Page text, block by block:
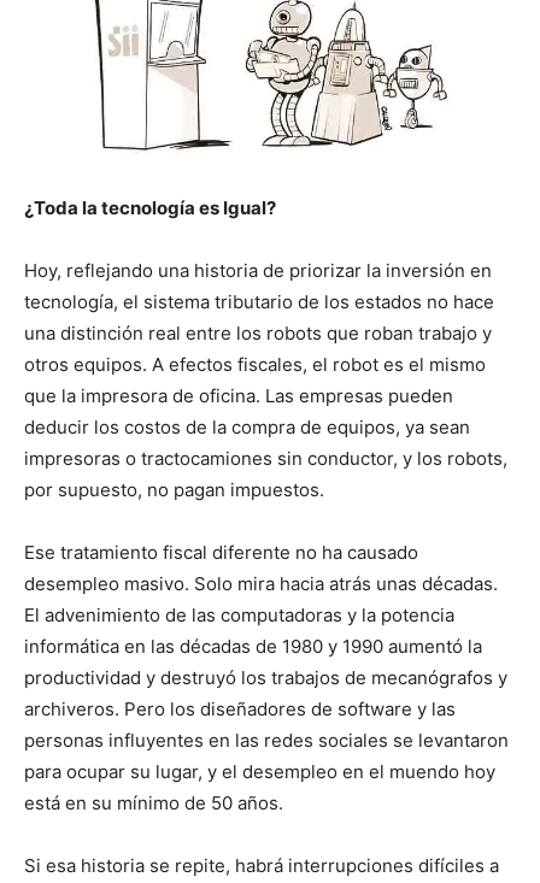
¿Toda la tecnología es Igual?
Hoy, reflejando una historia de priorizar la inversión en
tecnología, el sistema tributario de los estados no hace
una distinción real entre los robots que roban trabajo y
otros equipos. A efectos fiscales, el robot es el mismo
que la impresora de oficina. Las empresas pueden
deducir los costos de la compra de equipos, ya sean
impresoras o tractocamiones sin conductor, y los robots,
por supuesto, no pagan impuestos.
Ese tratamiento fiscal diferente no ha causado
desempleo masivo. Solo mira hacia atrás unas décadas.
El advenimiento de las computadoras y la potencia
informática en las décadas de 1980 y 1990 aumentó la
productividad y destruyó los trabajos de mecanógrafos y
archiveros. Pero los diseñadores de software y las
personas influyentes en las redes sociales se levantaron
para ocupar su lugar, y el desempleo en el muendo hoy
está en su mínimo de 50 años.
Si esa historia se repite, habrá interrupciones difíciles a